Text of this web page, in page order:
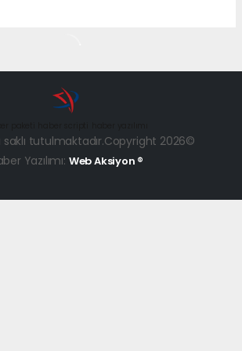
saklı tutulmaktadır.Copyright 2026©
Yazılımı: Web Aksiyon ®